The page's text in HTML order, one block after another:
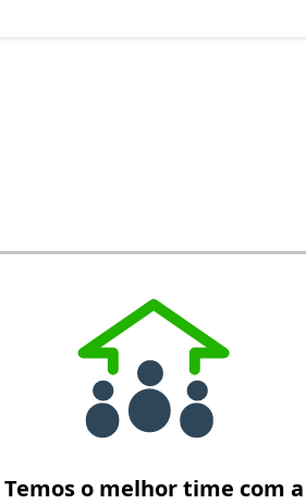
Temos o melhor time com a